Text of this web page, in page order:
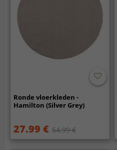
Ronde vloerkleden -
Hamilton (Silver Grey)
27.99 € 54.99 €